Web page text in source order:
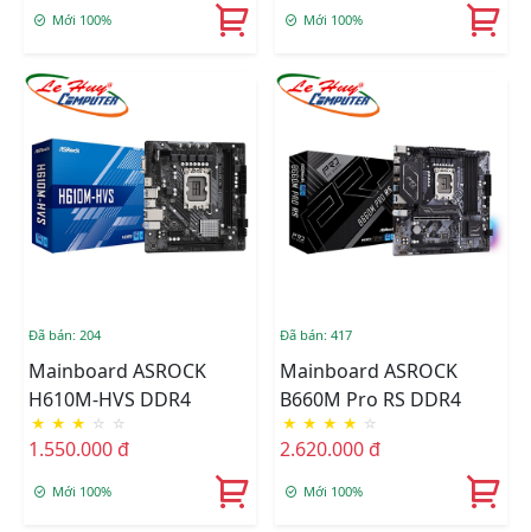
Mới 100% Mới 100%
Đã bán: 204
Mainboard ASROCK
H610M-HVS DDR4
★ ★ ★ ☆ ☆
1.550.000 đ
Mới 100%
Đã bán: 417
Mainboard ASROCK
B660M Pro RS DDR4
★ ★ ★ ★ ☆
2.620.000 đ
Mới 100%